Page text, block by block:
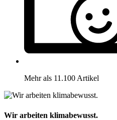
Mehr als 11.100 Artikel
Wir arbeiten klimabewusst.